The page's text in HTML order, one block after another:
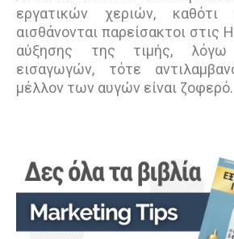
εργατικών χεριών, καθότι
αισθάνονται παρείσακτοι στις
αύξησης της τιμής,
εισαγωγών, τότε
μέλλον των αυγών είναι ζοφερό.